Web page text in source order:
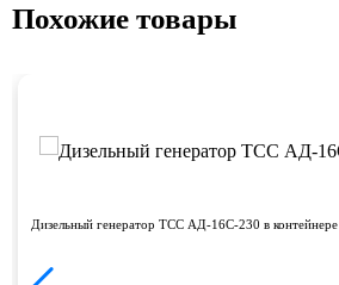
Похожие товары
Дизельный генератор ТСС АД-16С-230 в контейнере